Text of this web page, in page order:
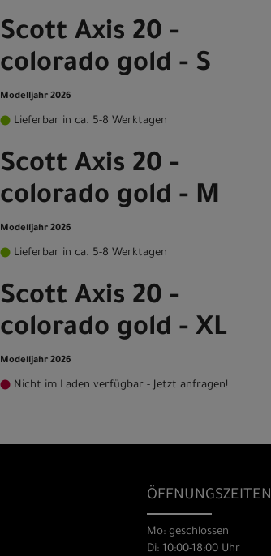
Scott Axis 20 -
colorado gold - S
Modelljahr 2026
Lieferbar in ca. 5-8 Werktagen
Scott Axis 20 -
colorado gold - M
Modelljahr 2026
Lieferbar in ca. 5-8 Werktagen
Scott Axis 20 -
colorado gold - XL
Modelljahr 2026
Nicht im Laden verfügbar - Jetzt anfragen!
ÖFFNUNGSZEITEN
Mo: geschlossen
Di: 10:00-18:00 Uhr